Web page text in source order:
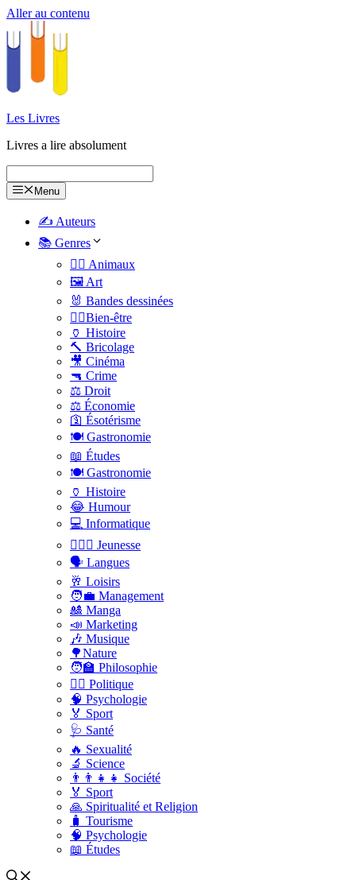
Aller au contenu
Les Livres
Livres a lire absolument
Menu
✍️ Auteurs
📚 Genres
🐕‍🦺 Animaux
🖼️ Art
🐰 Bandes dessinées
🧑‍⚕️Bien-être
🏺 Histoire
🔨 Bricolage
🎥 Cinéma
🔫 Crime
⚖️ Droit
⚖️ Économie
🛐 Ésotérisme
🍽️ Gastronomie
📖 Études
🍽️ Gastronomie
🏺 Histoire
😂 Humour
💻 Informatique
🤸🏽‍♀️ Jeunesse
🗣 Langues
🥂 Loisirs
🧑‍💼 Management
🎎 Manga
📣 Marketing
🎶 Musique
🌳Nature
🧑‍🏫 Philosophie
👨‍⚖️ Politique
🧠 Psychologie
🏅 Sport
🩺 Santé
🔥 Sexualité
🔬 Science
👨‍👨‍👧‍👧 Société
🏅 Sport
🙏 Spiritualité et Religion
🧳 Tourisme
🧠 Psychologie
📖 Études